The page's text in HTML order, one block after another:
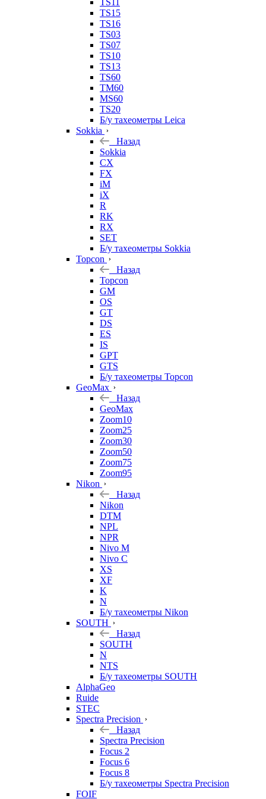
TS11
TS15
TS16
TS03
TS07
TS10
TS13
TS60
TM60
MS60
TS20
Б/у тахеометры Leica
Sokkia
Назад
Sokkia
CX
FX
iM
iX
R
RK
RX
SET
Б/у тахеометры Sokkia
Topcon
Назад
Topcon
GM
OS
GT
DS
ES
IS
GPT
GTS
Б/у тахеометры Topcon
GeoMax
Назад
GeoMax
Zoom10
Zoom25
Zoom30
Zoom50
Zoom75
Zoom95
Nikon
Назад
Nikon
DTM
NPL
NPR
Nivo M
Nivo C
XS
XF
K
N
Б/у тахеометры Nikon
SOUTH
Назад
SOUTH
N
NTS
Б/у тахеометры SOUTH
AlphaGeo
Ruide
STEC
Spectra Precision
Назад
Spectra Precision
Focus 2
Focus 6
Focus 8
Б/у тахеометры Spectra Precision
FOIF